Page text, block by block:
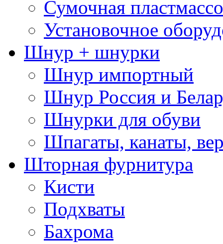
Сумочная
Установочное
Шнур + шнурки
Шнур импортный
Шнур Россия и
Шнурки для обуви
Шпагаты, канаты,
Шторная фурнитура
Кисти
Подхваты
Бахрома